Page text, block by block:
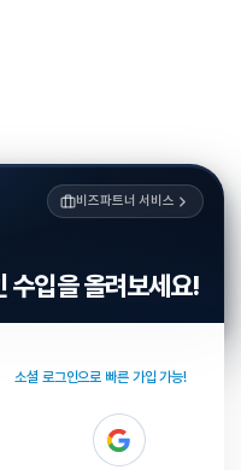
비즈파트너 서비스
수입을 올려보세요!
소셜 로그인으로 빠른 가입 가능!